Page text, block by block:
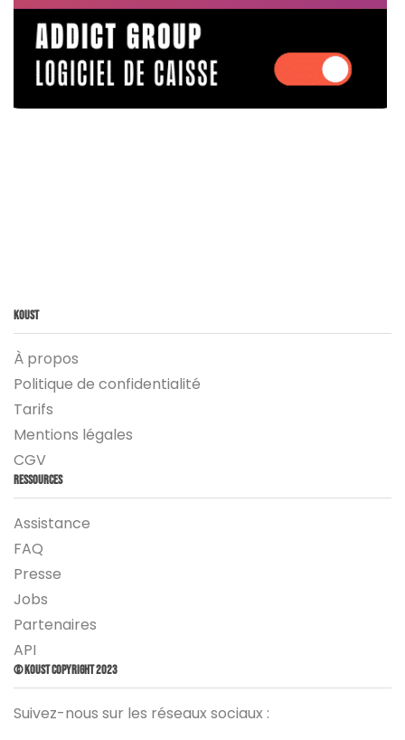
Koust
À propos
Politique de confidentialité
Tarifs
Mentions légales
CGV
Ressources
Assistance
FAQ
Presse
Jobs
Partenaires
API
© Koust Copyright 2023
Suivez-nous sur les réseaux sociaux :